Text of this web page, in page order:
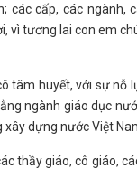
các cấp, các
vì tương lai con em
tâm huyết, với sự
ngành giáo dục
dựng nước Việt
thầy giáo, cô giáo,